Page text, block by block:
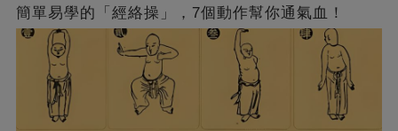
簡單易學的「經絡操」，7個動作幫你通氣血！